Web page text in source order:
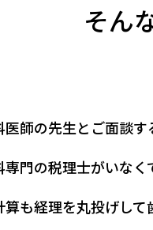
そん
師の先生とご面談
専門の税理士がいな
も経理を丸投げし